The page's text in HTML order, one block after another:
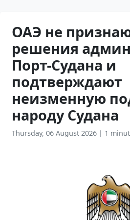
ОАЭ не
решения
Порт-Судана и
подтверждают
неизменную
народу Судана
Thursday, 06 August 2026 | 1